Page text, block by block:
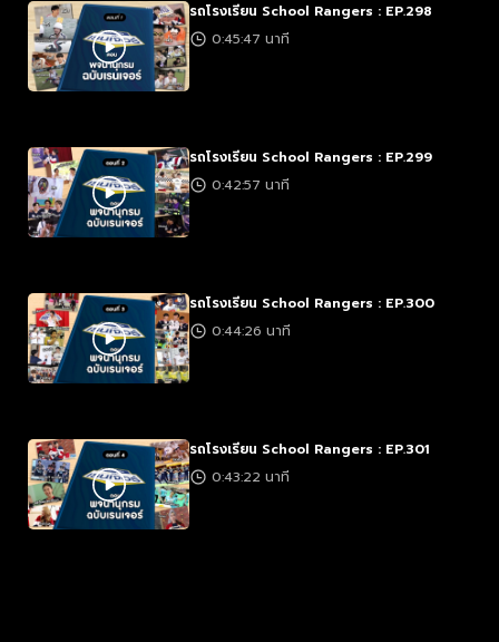
รถโรงเรียน School Rangers : EP.298
0:45:47 นาที
รถโรงเรียน School Rangers : EP.299
0:42:57 นาที
รถโรงเรียน School Rangers : EP.300
0:44:26 นาที
รถโรงเรียน School Rangers : EP.301
0:43:22 นาที